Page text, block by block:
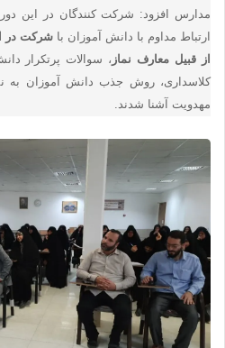
مدارس افزود: شرکت کنندگان در این
ارتباط مداوم با دانش آموزان با شرکت در
از قبیل معارف نماز ، سوالات پرتکرار
کلاسداری، روش جذب دانش آموزان به
مهدویت آشنا شدند.